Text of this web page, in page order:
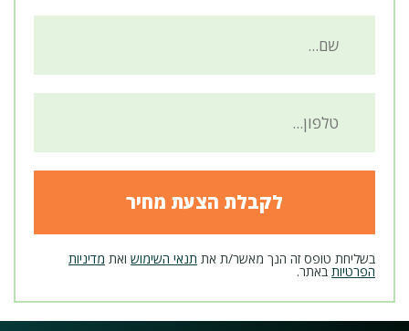
בשליחת טופס זה הנך מאשר/ת את תנאי השימוש ואת מדיניות
הפרטיות באתר.